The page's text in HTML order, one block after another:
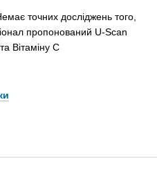
точних досліджень того,
пропонований U-Scan
Вітаміну С